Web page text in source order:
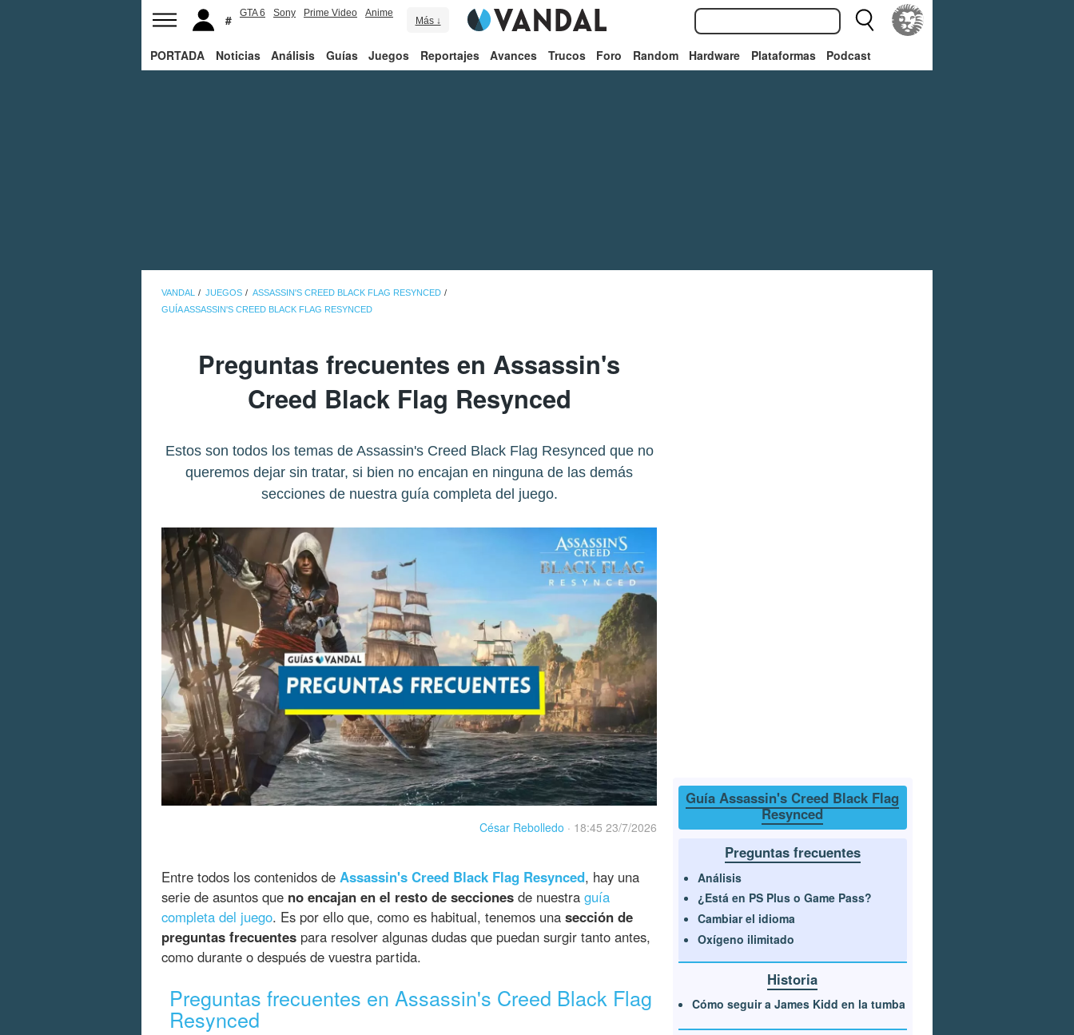
GTA 6 Sony Prime Video Anime
Más ↓
PORTADA Noticias Análisis Guías Juegos Reportajes Avances Trucos Foro Random Hardware Plataformas Podcast
VANDAL JUEGOS
ASSASSIN'S CREED BLACK FLAG RESYNCED
GUÍA ASSASSIN'S CREED BLACK FLAG RESYNCED
Preguntas frecuentes en Assassin's
Creed Black Flag Resynced
Estos son todos los temas de Assassin's Creed Black Flag Resynced que no
queremos dejar sin tratar, si bien no encajan en ninguna de las demás
secciones de nuestra guía completa del juego.
César Rebolledo · 18:45 23/7/2026
Entre todos los contenidos de Assassin's Creed Black Flag Resynced, hay una
serie de asuntos que no encajan en el resto de secciones de nuestra guía
completa del juego. Es por ello que, como es habitual, tenemos una sección de
preguntas frecuentes para resolver algunas dudas que puedan surgir tanto antes,
como durante o después de vuestra partida.
Preguntas frecuentes en Assassin's Creed Black Flag
Resynced
Guía Assassin's Creed Black Flag
Resynced
Preguntas frecuentes
Análisis
¿Está en PS Plus o Game Pass?
Cambiar el idioma
Oxígeno ilimitado
Historia
Cómo seguir a James Kidd en la tumba